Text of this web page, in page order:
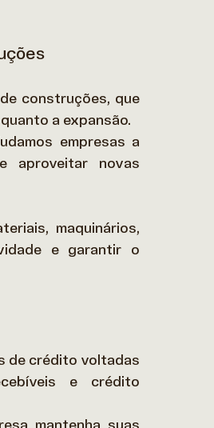
construções, que
a expansão.
empresas a
aproveitar novas
maquinários,
e garantir o
de crédito voltadas
e crédito